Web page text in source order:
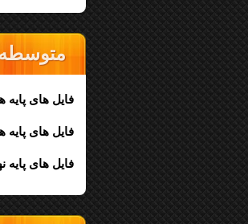
فایل های پایه
فایل های پایه
فایل های پایه